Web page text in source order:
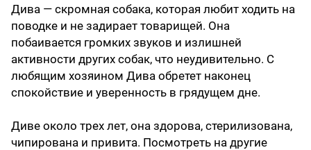
Дива — скромная собака, которая любит ходить на
поводке и не задирает товарищей. Она
побаивается громких звуков и излишней
активности других собак, что неудивительно. С
любящим хозяином Дива обретет наконец
спокойствие и уверенность в грядущем дне.
Диве около трех лет, она здорова, стерилизована,
чипирована и привита. Посмотреть на другие